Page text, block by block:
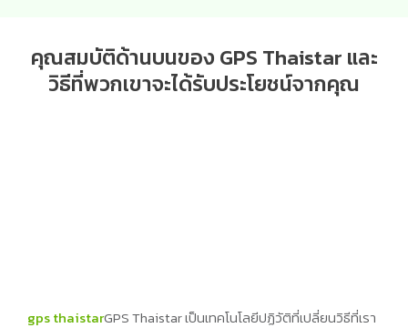
คุณสมบัติด้านบนของ GPS Thaistar และ
วิธีที่พวกเขาจะได้รับประโยชน์จากคุณ